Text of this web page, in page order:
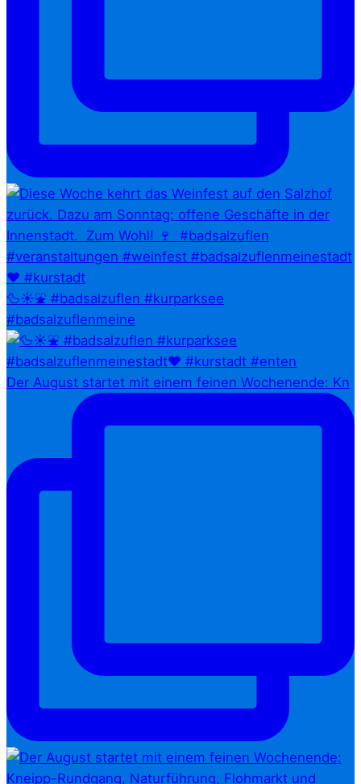
🦆☀️⛲ #badsalzuflen #kurparksee
#badsalzuflenmeine
Der August startet mit einem feinen Wochenende: Kn